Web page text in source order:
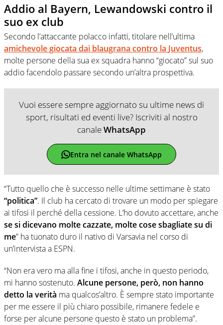
Addio al Bayern, Lewandowski contro il
suo ex club
Secondo l’attaccante polacco infatti, titolare nell’ultima
amichevole giocata dai blaugrana contro la Juventus,
molte persone della sua ex squadra hanno “giocato” sul suo
addio facendolo passare secondo un’altra prospettiva.
Vuoi essere sempre aggiornato su ultime news di
sport, risultati ed eventi live? Iscriviti al nostro
canaleWhatsApp
Entra nel canale WhatsApp
“Tutto quello che è successo nelle ultime settimane è stato
“politica”. Il club ha cercato di trovare un modo per spiegare
ai tifosi il perché della cessione. L’ho dovuto accettare, anche
se si dicevano molte cazzate, molte cose sbagliate su di
me” ha tuonato duro il nativo di Varsavia nel corso di
un’intervista a ESPN.
“Non era vero ma alla fine i tifosi, anche in questo periodo,
mi hanno sostenuto. Alcune persone, però, non hanno
detto la verità ma qualcos’altro. È sempre stato importante
per me essere il più chiaro possibile, rimanere fedele e
forse per alcune persone questo è stato un problema”.